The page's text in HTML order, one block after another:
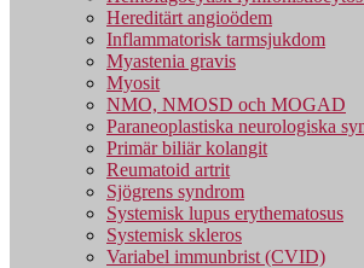
Hereditärt angioödem
Inflammatorisk tarmsjukdom
Myastenia gravis
Myosit
NMO, NMOSD och MOGAD
Paraneoplastiska neurologiska
Primär biliär kolangit
Reumatoid artrit
Sjögrens syndrom
Systemisk lupus erythematosus
Systemisk skleros
Variabel immunbrist (CVID)